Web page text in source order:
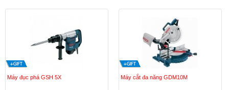
Máy đục phá GSH 5X Máy cắt đa năng GDM10M